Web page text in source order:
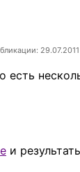
29.07.2011
есть
и